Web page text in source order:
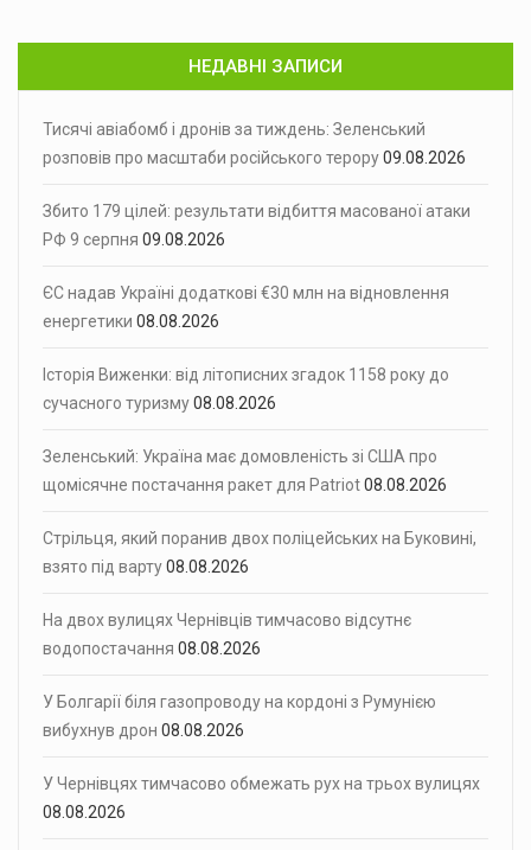
НЕДАВНІ ЗАПИСИ
Тисячі авіабомб і дронів за тиждень: Зеленський
розповів про масштаби російського терору09.08.2026
Збито 179 цілей: результати відбиття масованої атаки
РФ 9 серпня 09.08.2026
ЄС надав Україні додаткові €30 млн на відновлення
енергетики 08.08.2026
Історія Виженки: від літописних згадок 1158 року до
сучасного туризму08.08.2026
Зеленський: Україна має домовленість зі США про
щомісячне постачання ракет для Patriot08.08.2026
Стрільця, який поранив двох поліцейських на Буковині,
взято під варту08.08.2026
На двох вулицях Чернівців тимчасово відсутнє
водопостачання 08.08.2026
У Болгарії біля газопроводу на кордоні з Румунією
вибухнув дрон 08.08.2026
У Чернівцях тимчасово обмежать рух на трьох вулицях
08.08.2026